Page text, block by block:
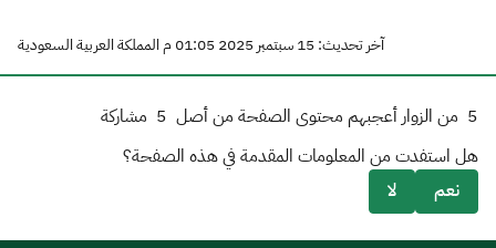
آخر تحديث: 15 سبتمبر 2025 01:05 م المملكة العربية السعودية
5 من الزوار أعجبهم محتوى الصفحة من أصل 5 مشاركة
هل استفدت من المعلومات المقدمة في هذه الصفحة؟
نعم
لا